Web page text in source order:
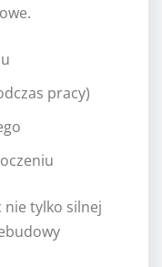
pracy)
nie tylko silnej